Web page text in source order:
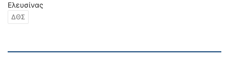
Ελευσίνας
ΔΘΣ